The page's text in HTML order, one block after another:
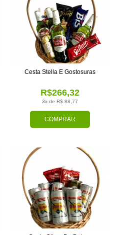
COMPRAR
3x de R$ 88,77
R$266,32
Cesta Stella E Gostosuras